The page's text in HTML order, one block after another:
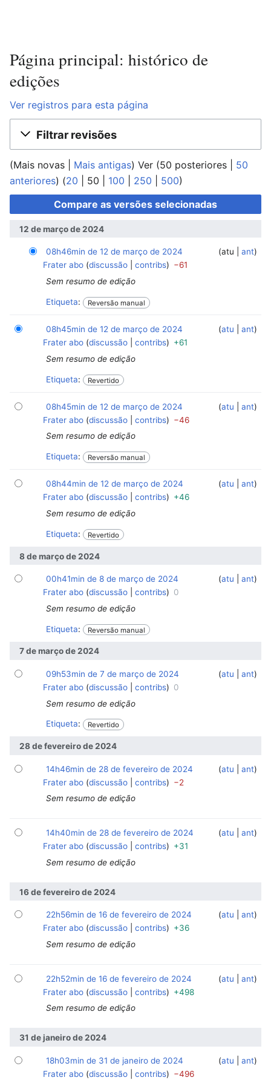
Página principal: histórico de
edições
Ver registros para esta página
Filtrar revisões
(Mais novas Mais antigas) Ver (50 posteriores
50
anteriores) (20 50 100 250 500)
12 de março de 2024
atu ant
08h46min de 12 de março de 2024
Frater abo discussão contribs
−61
Sem resumo de edição
Etiqueta: Reversão manual
atu ant
08h45min de 12 de março de 2024
Frater abo discussão contribs
+61
Sem resumo de edição
Etiqueta: Revertido
atu ant
08h45min de 12 de março de 2024
Frater abo discussão contribs
−46
Sem resumo de edição
Etiqueta: Reversão manual
atu ant
08h44min de 12 de março de 2024
Frater abo discussão contribs
+46
Sem resumo de edição
Etiqueta: Revertido
8 de março de 2024
atu ant
00h41min de 8 de março de 2024
Frater abo discussão contribs
0
Sem resumo de edição
Etiqueta: Reversão manual
7 de março de 2024
atu ant
09h53min de 7 de março de 2024
Frater abo discussão contribs
0
Sem resumo de edição
Etiqueta: Revertido
28 de fevereiro de 2024
atu ant
14h46min de 28 de fevereiro de 2024
Frater abo discussão contribs
−2
Sem resumo de edição
atu ant
14h40min de 28 de fevereiro de 2024
Frater abo discussão contribs
+31
Sem resumo de edição
16 de fevereiro de 2024
atu ant
22h56min de 16 de fevereiro de 2024
Frater abo discussão contribs
+36
Sem resumo de edição
atu ant
22h52min de 16 de fevereiro de 2024
Frater abo discussão contribs
+498
Sem resumo de edição
31 de janeiro de 2024
atu ant
18h03min de 31 de janeiro de 2024
Frater abo discussão contribs
−496